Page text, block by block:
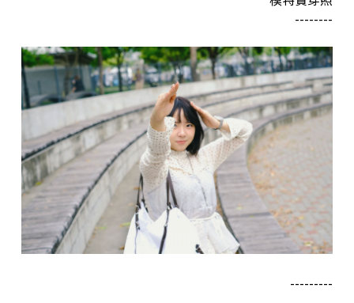
--------
---------